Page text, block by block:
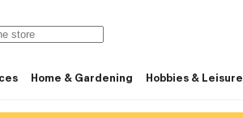
Home & Gardening Hobbies & Leisure